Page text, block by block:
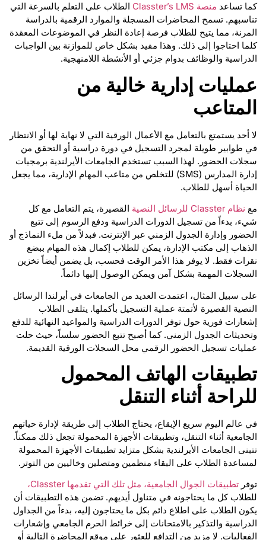
كما تساعد منصة Classter’s LMS
الطلاب على التعلم بالسرعة التي
تناسبهم. تسمح المحاضرات المسجلة والموارد الرقمية بالدراسة
المرنة، مما يتيح للطلاب فرصة إعادة النظر في الموضوعات المعقدة
كلما احتاجوا إلى ذلك. وهذا مفيد بشكل خاص للموازنة بين الواجبات
الدراسية والوظائف بدوام جزئي أو الأنشطة اللامنهجية.
عمليات إدارية خالية من
المتاعب
لا أحد يستمتع بالتعامل مع الأعمال الورقية التي لا نهاية لها أو الانتظار
في طوابير طويلة لمجرد التسجيل في دورة دراسية أو التحقق من
سجلات الحضور. لهذا السبب تستخدم الجامعات الأيرلندية برمجيات
إدارة المدارس (SMS) للتخلص من متاعب المهام الإدارية، مما يجعل
الحياة أسهل للطلاب.
مع نظام Classter للرسائل النصية
القصيرة، يتم التعامل مع كل
شيء، بدءاً من تسجيل الدورات الدراسية ودفع الرسوم إلى تتبع
الحضور وإدارة الجدول الزمني عبر الإنترنت. فبدلاً من ملء النماذج أو
الذهاب إلى مكتب الإدارة، يمكن للطلاب إكمال هذه المهام ببضع
نقرات فقط. لا يوفر هذا الأمر الوقت فحسب، بل يضمن أيضاً تخزين
السجلات المهمة بشكل آمن ويمكن الوصول إليها دائماً.
على سبيل المثال، اعتمدت العديد من الجامعات في أيرلندا الرسائل
النصية القصيرة لأتمتة عملية التسجيل بأكملها. يتلقى الطلاب
إشعارات فورية حول توفر الدورات الدراسية والمواعيد النهائية للدفع
وتحديثات الجدول الزمني. كما أصبح تتبع الحضور سلساً، حيث حلت
عمليات تسجيل الحضور الرقمي محل السجلات الورقية القديمة.
تطبيقات الهاتف المحمول
للراحة أثناء التنقل
في عالم اليوم سريع الإيقاع، يحتاج الطلاب إلى طريقة لإدارة حياتهم
الجامعية أثناء التنقل، وتطبيقات الأجهزة المحمولة تجعل ذلك ممكناً.
تتبنى الجامعات الأيرلندية بشكل متزايد تطبيقات الأجهزة المحمولة
لمساعدة الطلاب على البقاء منظمين ومتصلين وخاليين من التوتر.
توفر تطبيقات الجوال الجامعية، مثل تلك التي تقدمها Classter،
للطلاب كل ما يحتاجونه في متناول أيديهم. تضمن هذه التطبيقات أن
يكون الطلاب على اطلاع دائم بكل ما يحتاجون إليه، بدءاً من الجداول
الدراسية والتذكير بالامتحانات إلى خرائط الحرم الجامعي وإشعارات
الفعاليات. لا مزيد من التدافع للعثور على موقع المحاضرة التالية أو